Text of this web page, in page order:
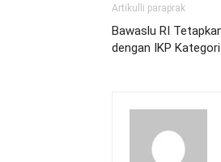
Artikulli paraprak
Bawaslu RI
dengan IKP